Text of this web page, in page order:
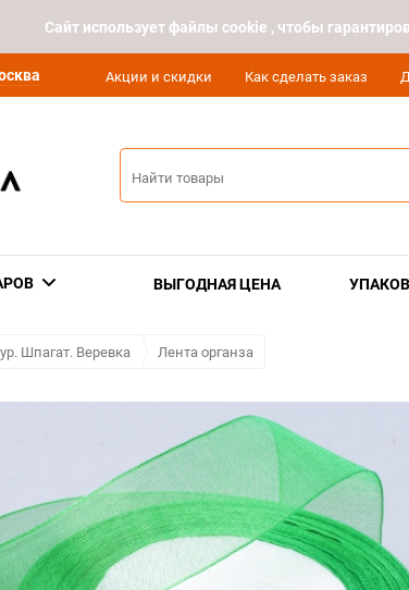
Cайт использует файлы cookie , чтобы
Акции и скидки Как сделать заказ
ВЫГОДНАЯ ЦЕНА
Шпагат. Веревка Лента органза